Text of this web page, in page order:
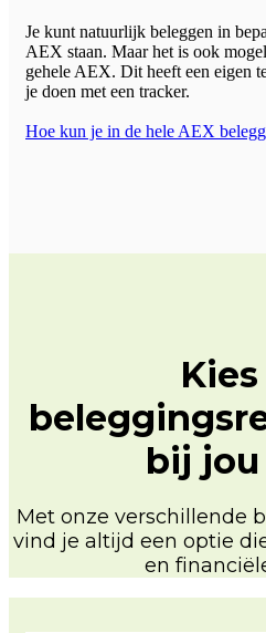
Je kunt natuurlijk beleggen in
AEX staan. Maar het is ook
gehele AEX. Dit heeft een eigen
je doen met een tracker.
Hoe kun je in de hele AEX
bij
Met onze verschillende
vind je altijd een optie
en